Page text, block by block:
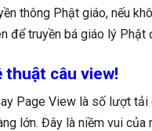
thông Phật giáo, nếu
để truyền bá giáo lý Phật
thuật câu view!
Page View là số lượt tải
lớn. Đây là niềm vui của